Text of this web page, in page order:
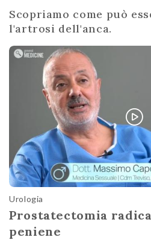
Scopriamo come può
l'artrosi dell'anca.
Urologia
Prostatectomia
peniene